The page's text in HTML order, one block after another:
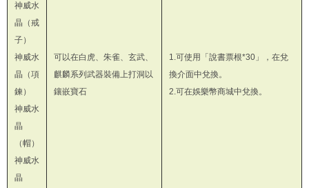
神威水
晶（戒
子）
神威水
晶（項
鍊）
神威水
晶
（帽）
神威水
晶
可以在白虎、朱雀、玄武、
麒麟系列武器裝備上打洞以
鑲嵌寶石
1.可使用「說書票根*30」，在兌
換介面中兌換。
2.可在娛樂幣商城中兌換。